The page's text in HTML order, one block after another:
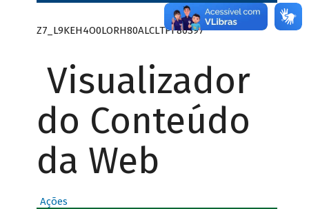
Z7_L9KEH4O0LORH80ALCLTPF80S97
Visualizador
do Conteúdo
da Web
Ações